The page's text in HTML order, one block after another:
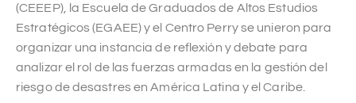
(CEEEP), la Escuela de Graduados de Altos Estudios
Estratégicos (EGAEE) y el Centro Perry se unieron para
organizar una instancia de reflexión y debate para
analizar el rol de las fuerzas armadas en la gestión del
riesgo de desastres en América Latina y el Caribe.